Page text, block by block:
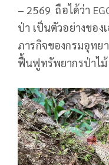
– 2569 ถือได้ว่า
ป่า เป็นตัวอย่างขอ
ภารกิจของกรมอุทย
ฟื้นฟูทรัพยากรป่าไ